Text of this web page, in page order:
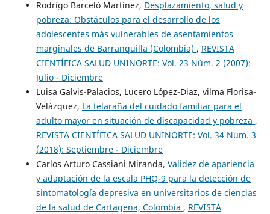
Rodrigo Barceló Martínez, Desplazamiento, salud y
pobreza: Obstáculos para el desarrollo de los
adolescentes más vulnerables de asentamientos
marginales de Barranquilla (Colombia) , REVISTA
CIENTÍFICA SALUD UNINORTE: Vol. 23 Núm. 2 (2007):
Julio - Diciembre
Luisa Galvis-Palacios, Lucero López-Diaz, vilma Florisa-
Velázquez, La telaraña del cuidado familiar para el
adulto mayor en situación de discapacidad y pobreza ,
REVISTA CIENTÍFICA SALUD UNINORTE: Vol. 34 Núm. 3
(2018): Septiembre - Diciembre
Carlos Arturo Cassiani Miranda, Validez de apariencia
y adaptación de la escala PHQ-9 para la detección de
sintomatología depresiva en universitarios de ciencias
de la salud de Cartagena, Colombia , REVISTA